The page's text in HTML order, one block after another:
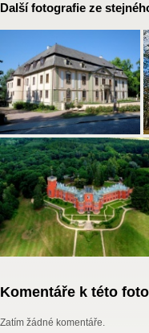
Další fotografie ze
Komentáře k této
Zatím žádné komentáře.